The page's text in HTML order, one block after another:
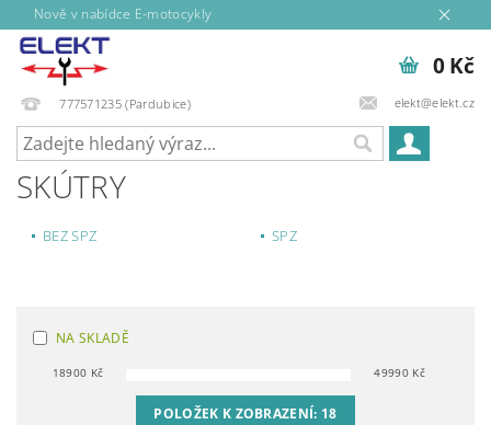
Nově v nabídce E-motocykly
777571235 (Pardubice) elekt@elekt.cz
0 Kč
SKÚTRY
BEZ SPZ SPZ
NA SKLADĚ
18900 Kč 49990Kč
POLOŽEK K ZOBRAZENÍ: 18